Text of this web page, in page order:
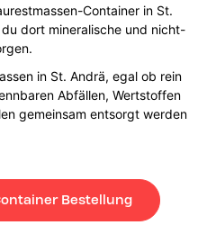
Container in St.
dort mineralische und nicht-
in St. Andrä, egal ob rein
Abfällen, Wertstoffen
gemeinsam entsorgt werden
Bestellung